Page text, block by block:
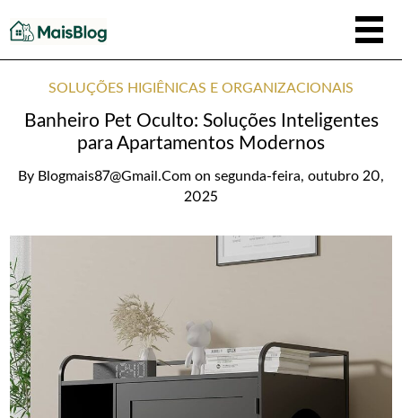
SOLUÇÕES HIGIÊNICAS E ORGANIZACIONAIS
Banheiro Pet Oculto: Soluções Inteligentes
para Apartamentos Modernos
By Blogmais87@gmail.com on segunda-feira, outubro 20,
2025